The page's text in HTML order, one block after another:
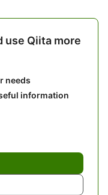
use Qiita more
needs
information